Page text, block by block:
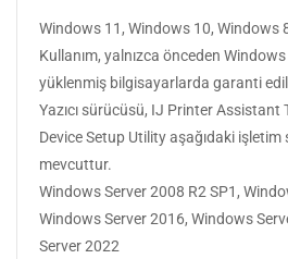
Windows 11, Windows 10, Windows
Kullanım, yalnızca önceden
yüklenmiş bilgisayarlarda garanti
Yazıcı sürücüsü, IJ Printer Assistant
Device Setup Utility aşağıdaki
mevcuttur.
Windows Server 2008 R2 SP1,
Windows Server 2016, Windows
Server 2022